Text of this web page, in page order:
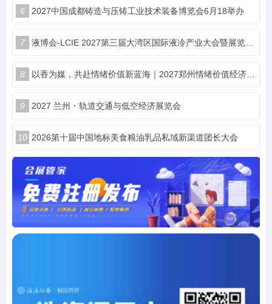
6 2027中国成都铸造与压铸工业技术装备博览会6月18举办
7 液博会-LCIE 2027第三届大湾区国际液冷产业大会暨展览会（深圳）
8 以香为媒，共赴情绪价值新蓝海｜2027郑州情绪价值经济博览会・香氛产业馆
9 2027 兰州・轨道交通与低空经济展览会
10 2026第十届中国地标美食粮油乳品私域新渠道团长大会